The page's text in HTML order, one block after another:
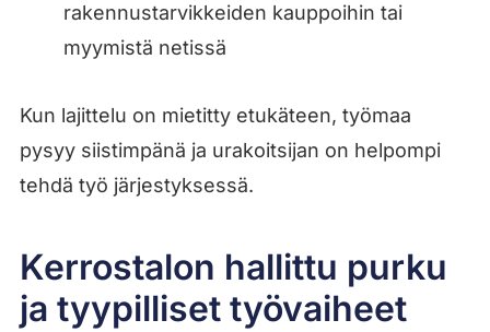
rakennustarvikkeiden kauppoihin tai
myymistä netissä
Kun lajittelu on mietitty etukäteen, työmaa
pysyy siistimpänä ja urakoitsijan on helpompi
tehdä työ järjestyksessä.
Kerrostalon hallittu purku
ja tyypilliset työvaiheet